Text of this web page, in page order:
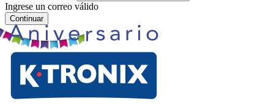
Ingrese un correo válido
Continuar